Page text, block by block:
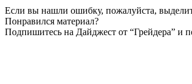
Если вы нашли ошибку, пожалуйста,
Понравился материал?
Подпишитесь на Дайджест от “Грейдера” и